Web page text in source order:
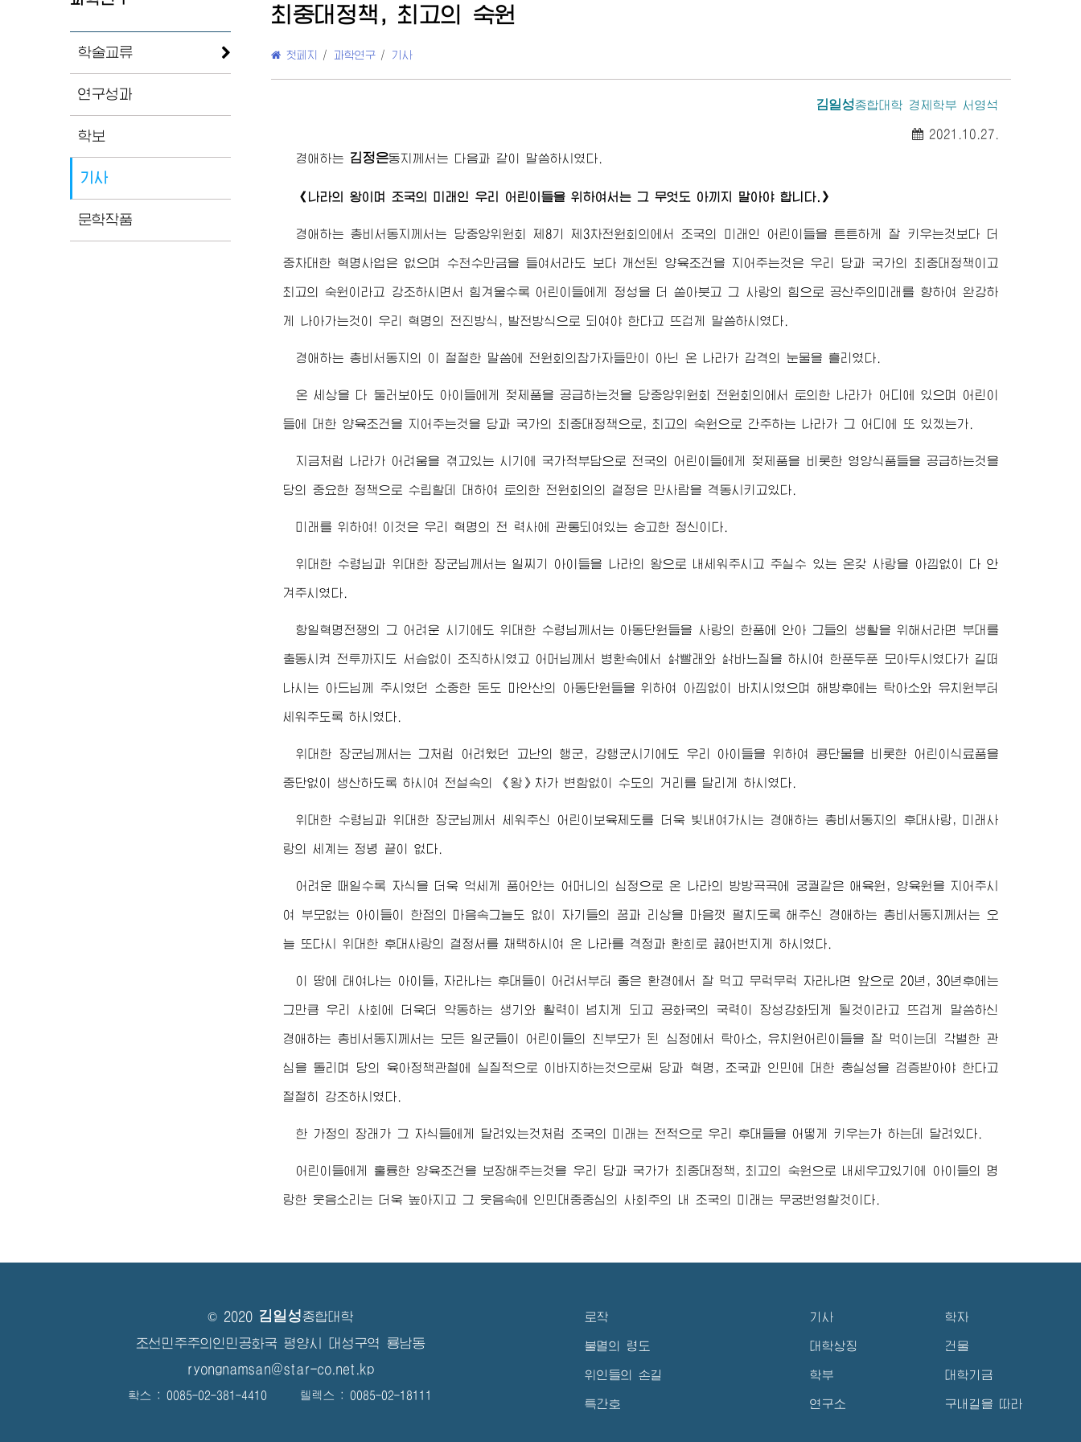
학술교류
연구성과
학보
기사
문학작품
최중대정책, 최고의 숙원
첫페지 / 과학연구 / 기사
김일성종합대학 경제학부 서영석
2021.10.27.
경애하는 김정은동지 께서는 다음과 같이 말씀하시였다.
《나라의 왕이며 조국의 미래인 우리 어린이들을 위하여서는 그 무엇도 아끼지 말아야 합니다.》
경애하는 총비서동지 께서는 당중앙위원회 제8기 제3차전원회의에서 조국의 미래인 어린이들을 튼튼하게 잘 키우는것보다 더
중차대한 혁명사업은 없으며 수천수만금을 들여서라도 보다 개선된 양육조건을 지어주는것은 우리 당과 국가의 최중대정책이고
최고의 숙원이라고 강조하시면서 힘겨울수록 어린이들에게 정성을 더 쏟아붓고 그 사랑의 힘으로 공산주의미래를 향하여 완강하
게 나아가는것이 우리 혁명의 전진방식, 발전방식으로 되여야 한다고 뜨겁게 말씀하시였다.
경애하는 총비서동지 의 이 절절한 말씀에 전원회의참가자들만이 아닌 온 나라가 감격의 눈물을 흘리였다.
온 세상을 다 둘러보아도 아이들에게 젖제품을 공급하는것을 당중앙위원회 전원회의에서 토의한 나라가 어디에 있으며 어린이
들에 대한 양육조건을 지어주는것을 당과 국가의 최중대정책으로, 최고의 숙원으로 간주하는 나라가 그 어디에 또 있겠는가.
지금처럼 나라가 어려움을 겪고있는 시기에 국가적부담으로 전국의 어린이들에게 젖제품을 비롯한 영양식품들을 공급하는것을
당의 중요한 정책으로 수립할데 대하여 토의한 전원회의의 결정은 만사람을 격동시키고있다.
미래를 위하여! 이것은 우리 혁명의 전 력사에 관통되여있는 숭고한 정신이다.
위대한 수령님 과 위대한 장군님께서 는 일찌기 아이들을 나라의 왕으로 내세워주시고 주실수 있는 온갖 사랑을 아낌없이 다 안
겨주시였다.
항일혁명전쟁의 그 어려운 시기에도 위대한 수령님께서는 아동단원들을 사랑의 한품에 안아 그들의 생활을 위해서라면 부대를
출동시켜 전투까지도 서슴없이 조직하시였고 어머님께서 병환속에서 삵빨래와 삵바느질을 하시여 한푼두푼 모아두시였다가 길떠
나시는 아드님께 주시였던 소중한 돈도 마안산의 아동단원들을 위하여 아낌없이 바치시였으며 해방후에는 탁아소와 유치원부터
세워주도록 하시였다.
위대한 장군님께서 는 그처럼 어려웠던 고난의 행군, 강행군시기에도 우리 아이들을 위하여 콩단물을 비롯한 어린이식료품을
중단없이 생산하도록 하시여 전설속의 《왕》차가 변함없이 수도의 거리를 달리게 하시였다.
위대한 수령님 과위대한 장군님께서 세워주신 어린이보육제도를 더욱 빛내여가시는 경애하는 총비서동지 의 후대사랑, 미래사
랑의 세계는 정녕 끝이 없다.
어려운 때일수록 자식을 더욱 억세게 품어안는 어머니의 심정으로 온 나라의 방방곡곡에 궁궐같은 애육원, 양육원을 지어주시
여 부모없는 아이들이 한점의 마음속그늘도 없이 자기들의 꿈과 리상을 마음껏 펼치도록 해주신 경애하는 총비서동지 께서는 오
늘 또다시 위대한 후대사랑의 결정서를 채택하시여 온 나라를 격정과 환희로 끓어번지게 하시였다.
이 땅에 태여나는 아이들, 자라나는 후대들이 어려서부터 좋은 환경에서 잘 먹고 무럭무럭 자라나면 앞으로 20년, 30년후에는
그만큼 우리 사회에 더욱더 약동하는 생기와 활력이 넘치게 되고 공화국의 국력이 장성강화되게 될것이라고 뜨겁게 말씀하신
경애하는 총비서동지 께서는 모든 일군들이 어린이들의 친부모가 된 심정에서 탁아소, 유치원어린이들을 잘 먹이는데 각별한 관
심을 돌리며 당의 육아정책관철에 실질적으로 이바지하는것으로써 당과 혁명, 조국과 인민에 대한 충실성을 검증받아야 한다고
절절히 강조하시였다.
한 가정의 장래가 그 자식들에게 달려있는것처럼 조국의 미래는 전적으로 우리 후대들을 어떻게 키우는가 하는데 달려있다.
어린이들에게 훌륭한 양육조건을 보장해주는것을 우리 당과 국가가 최중대정책, 최고의 숙원으로 내세우고있기에 아이들의 명
랑한 웃음소리는 더욱 높아지고 그 웃음속에 인민대중중심의 사회주의 내 조국의 미래는 무궁번영할것이다.
© 2020 김일성종합대학
조선민주주의인민공화국 평양시 대성구역 룡남동
ryongnamsan@star-co.net.kp
확스 : 0085-02-381-4410 텔렉스 : 0085-02-18111
로작
불멸의 령도
위인들의 손길
특간호
기사
대학상징
학부
연구소
학자
건물
대학기금
구내길을 따라